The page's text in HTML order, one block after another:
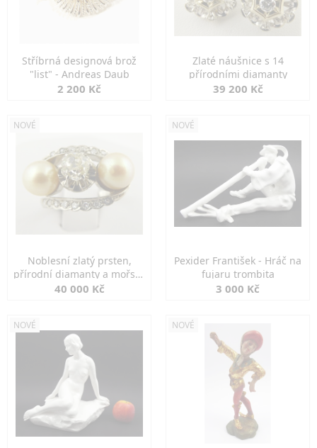
Stříbrná designová brož
"list" - Andreas Daub
2 200 Kč
Zlaté náušnice s 14
přírodními diamanty
39 200 Kč
NOVÉ
Noblesní zlatý prsten,
přírodní diamanty a mořské
perly
40 000 Kč
NOVÉ
Pexider František - Hráč na
fujaru trombita
3 000 Kč
NOVÉ NOVÉ